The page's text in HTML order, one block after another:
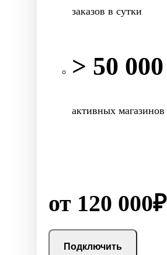
заказов в сутки
> 50 000
активных магазинов
от 120 000₽
Подключить